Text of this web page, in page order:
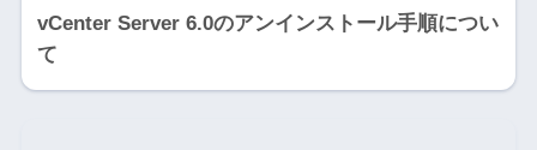
vCenter Server 6.0のアンインストール手順につい
て